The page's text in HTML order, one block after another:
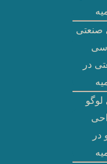
صنعتی
در
در